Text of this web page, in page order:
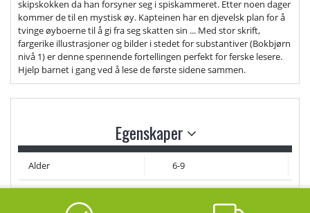
skipskokken da han forsyner seg i spiskammeret. Etter noen dager
kommer de til en mystisk øy. Kapteinen har en djevelsk plan for å
tvinge øyboerne til å gi fra seg skatten sin ... Med stor skrift,
fargerike illustrasjoner og bilder i stedet for substantiver (Bokbjørn
nivå 1) er denne spennende fortellingen perfekt for ferske lesere.
Hjelp barnet i gang ved å lese de første sidene sammen.
Egenskaper
Alder 6-9